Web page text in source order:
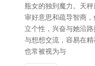
瓶女的独到魔力。天
审好意思和疏导智商
立个性，兴奋与她沿
与想想交流，容易在
也常被视为与